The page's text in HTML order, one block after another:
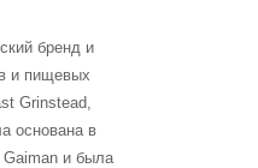
бренд и
и пищевых
Grinstead,
основана в
Gaiman и была